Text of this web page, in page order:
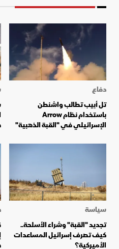
دفاع
تل أبيب تطالب واشنطن
باستخدام نظام Arrow
الإسرائيلي في "القبة الذهبية"
سياسة
تجديد "القبة" وشراء الأسلحة..
كيف تصرف إسرائيل المساعدات
الأميركية؟